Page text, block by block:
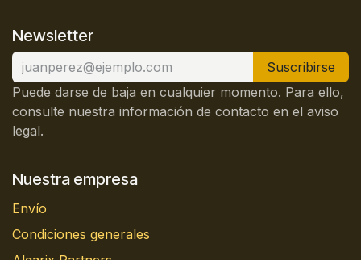
Newsletter
Suscribirse
Puede darse de baja en cualquier momento. Para ello,
consulte nuestra información de contacto en el aviso
legal.
Nuestra empresa
Envío
Condiciones generales